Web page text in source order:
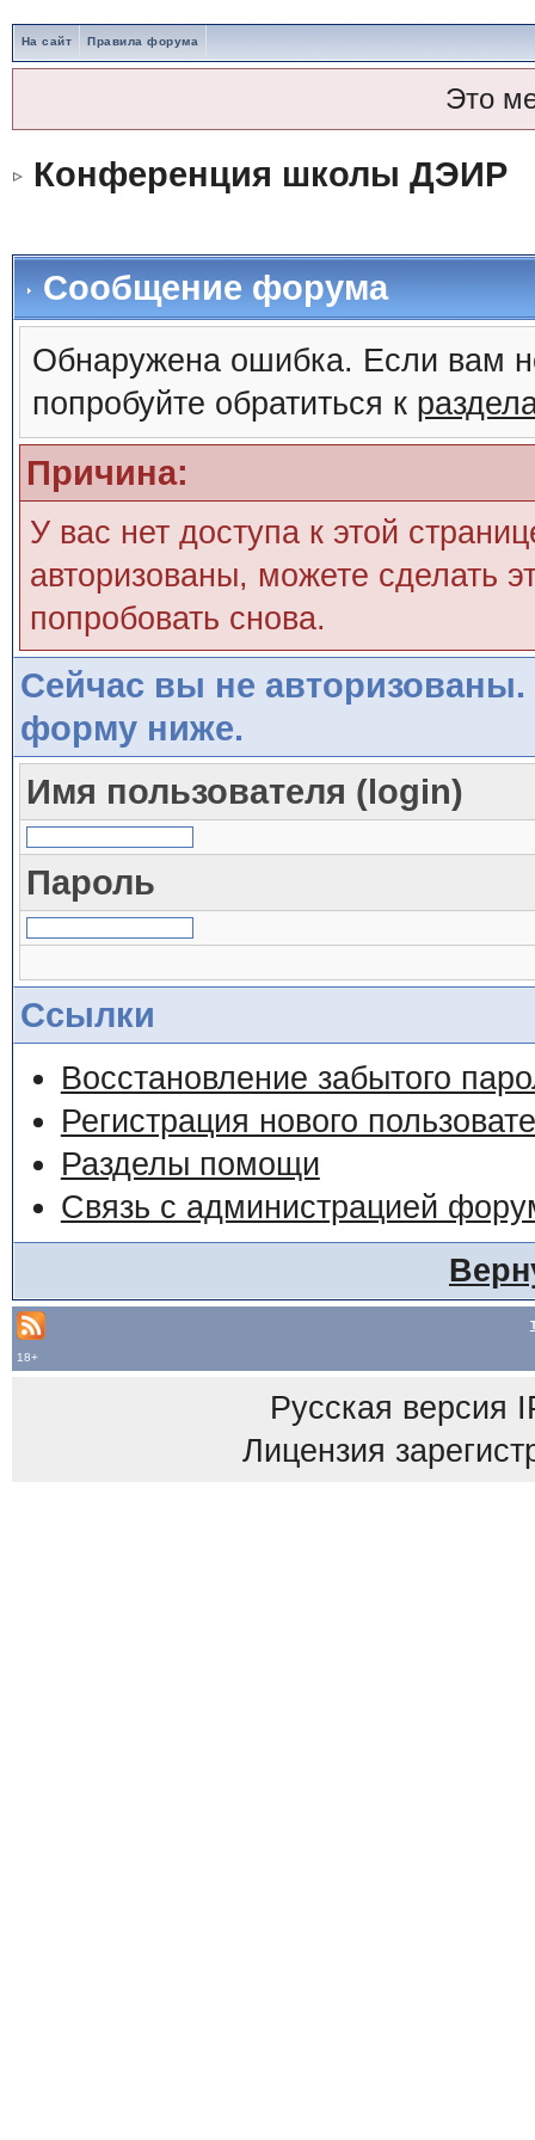
На сайт Правила форума
Это
Конференция школы ДЭИР
Сообщение форума
Обнаружена ошибка. Если вам
попробуйте обратиться к
Причина:
У вас нет доступа к этой
авторизованы, можете сделать
попробовать снова.
Сейчас вы не авторизованы.
форму ниже.
Имя пользователя (login)
Пароль
Ссылки
Восстановление забытого
Регистрация нового
Разделы помощи
Связь с администрацией
18+
Русская версия
Лицензия